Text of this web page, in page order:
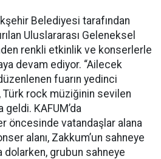
Belediyesi tarafından
Uluslararası Geleneksel
renkli etkinlik ve konserlerle
devam ediyor. “Ailecek
fuarın yedinci
Türk rock müziğinin sevilen
geldi. KAFUM’da
öncesinde vatandaşlar alana
alanı, Zakkum’un sahneye
dolarken, grubun sahneye